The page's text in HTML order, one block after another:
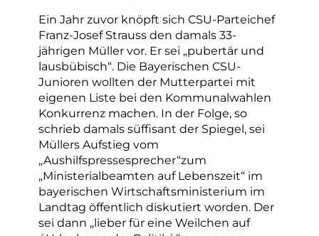
Ein Jahr zuvor knöpft sich CSU-Parteichef
Franz-Josef Strauss den damals 33-
jährigen Müller vor. Er sei „pubertär und
lausbübisch“. Die Bayerischen CSU-
Junioren wollten der Mutterpartei mit
eigenen Liste bei den Kommunalwahlen
Konkurrenz machen. In der Folge, so
schrieb damals süffisant der Spiegel, sei
Müllers Aufstieg vom
„Aushilfspressesprecher“zum
„Ministerialbeamten auf Lebenszeit“ im
bayerischen Wirtschaftsministerium im
Landtag öffentlich diskutiert worden. Der
sei dann „lieber für eine Weilchen auf